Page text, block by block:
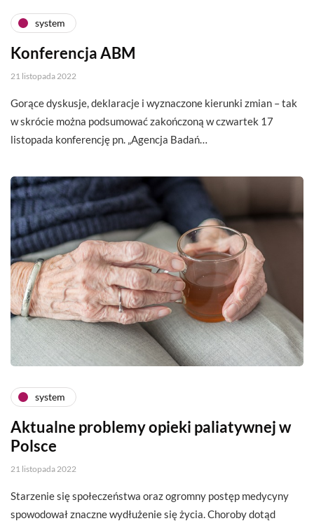
system
Konferencja ABM
21 listopada 2022
Gorące dyskusje, deklaracje i wyznaczone kierunki zmian – tak
w skrócie można podsumować zakończoną w czwartek 17
listopada konferencję pn. „Agencja Badań…
system
Aktualne problemy opieki paliatywnej w
Polsce
21 listopada 2022
Starzenie się społeczeństwa oraz ogromny postęp medycyny
spowodował znaczne wydłużenie się życia. Choroby dotąd